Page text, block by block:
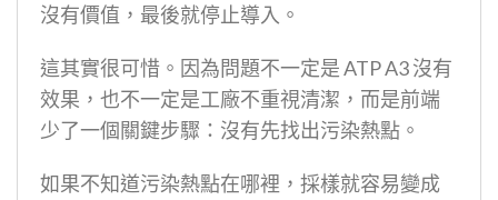
沒有價值，最後就停止導入。
這其實很可惜。因為問題不一定是 ATP A3 沒有
效果，也不一定是工廠不重視清潔，而是前端
少了一個關鍵步驟：沒有先找出污染熱點。
如果不知道污染熱點在哪裡，採樣就容易變成